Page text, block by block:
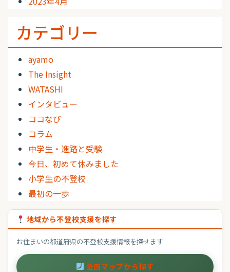
カテゴリー
ayamo
The Insight
WATASHI
インタビュー
ココなび
コラム
中学生・進路と受験
今日、初めて休みました
小学生の不登校
最初の一歩
地域から不登校支援を探す
お住まいの都道府県の不登校支援情報を探せます
全国マップから探す